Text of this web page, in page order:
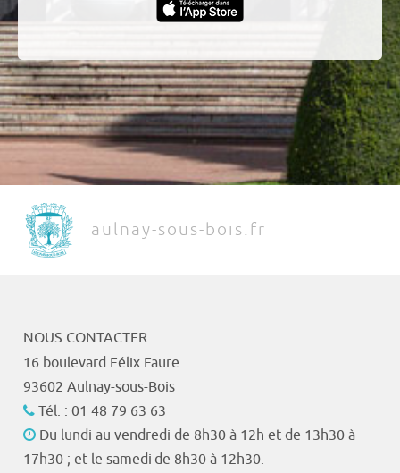
aulnay-sous-bois.fr
NOUS CONTACTER
16 boulevard Félix Faure
93602 Aulnay-sous-Bois
Tél. : 01 48 79 63 63
Du lundi au vendredi de 8h30 à 12h et de 13h30 à
17h30 ; et le samedi de 8h30 à 12h30.